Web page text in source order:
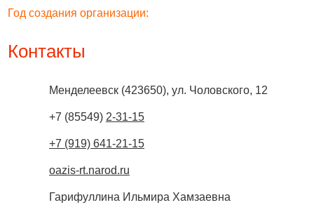
Год создания организации:
Контакты
Менделеевск (423650), ул. Чоловского, 12
+7 (85549) 2-31-15
+7 (919) 641-21-15
oazis-rt.narod.ru
Гарифуллина Ильмира Хамзаевна